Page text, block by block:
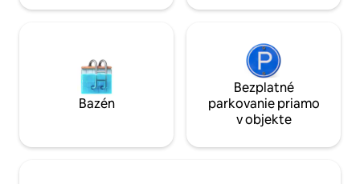
Bazén
Bezplatné
parkovanie priamo
v objekte